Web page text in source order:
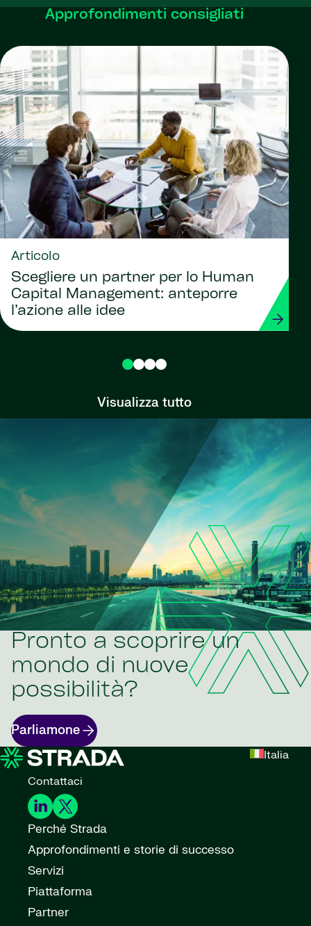
Approfondimenti consigliati
Articolo
Scegliere un partner per lo Human
Capital Management: anteporre
l’azione alle idee
Visualizza tutto
Pronto a scoprire un
mondo di nuove
possibilità?
Parliamone
Italia
Contattaci
Perché Strada
Approfondimenti e storie di successo
Servizi
Piattaforma
Partner